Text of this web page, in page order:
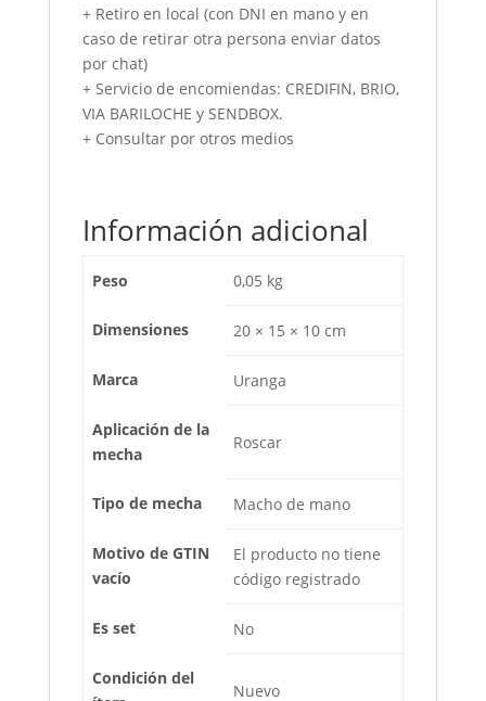
+ Retiro en local (con DNI en mano y en
caso de retirar otra persona enviar datos
por chat)
+ Servicio de encomiendas: CREDIFIN, BRIO,
VIA BARILOCHE y SENDBOX.
+ Consultar por otros medios
Información adicional
Peso 0,05 kg
Dimensiones 20 × 15 × 10 cm
Marca Uranga
Aplicación de la
mecha
Roscar
Tipo de mecha Macho de mano
Motivo de GTIN
vacío
El producto no tiene
código registrado
Es set No
Condición del
Nuevo